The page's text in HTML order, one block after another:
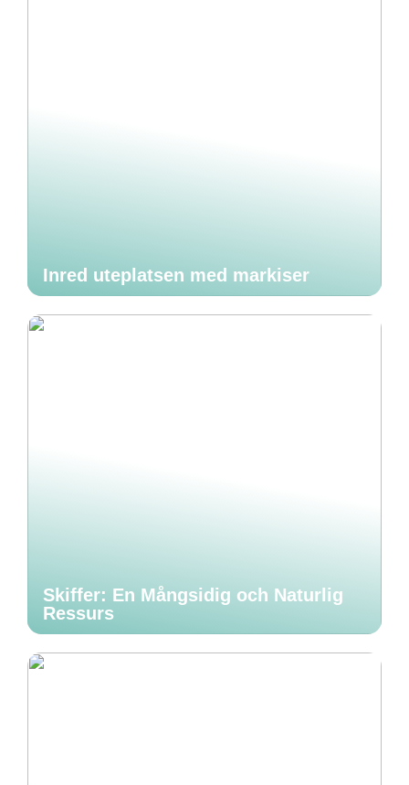
Inred uteplatsen med markiser
Skiffer: En Mångsidig och Naturlig
Ressurs